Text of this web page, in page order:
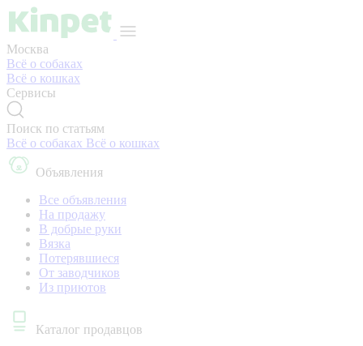
Москва
Всё о собаках
Всё о кошках
Сервисы
Поиск по статьям
Всё о собаках Всё о кошках
Объявления
Все объявления
На продажу
В добрые руки
Вязка
Потерявшиеся
От заводчиков
Из приютов
Каталог продавцов